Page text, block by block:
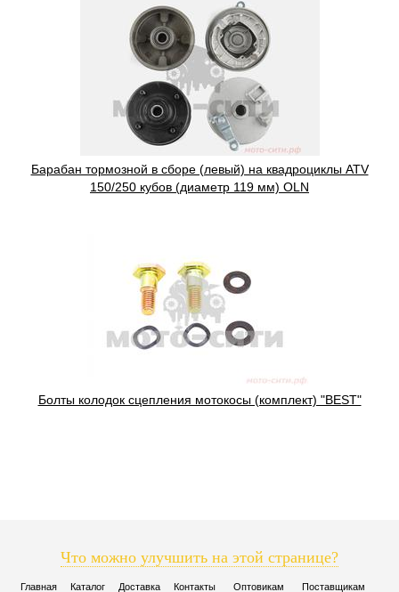
Барабан тормозной в сборе (левый) на квадроциклы ATV
150/250 кубов (диаметр 119 мм) OLN
Болты колодок сцепления мотокосы (комплект) "BEST"
Что можно улучшить на этой странице?
Главная Каталог Доставка Контакты Оптовикам Поставщикам